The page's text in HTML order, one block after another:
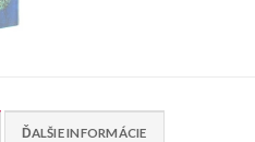
ĎALŠIE INFORMÁCIE